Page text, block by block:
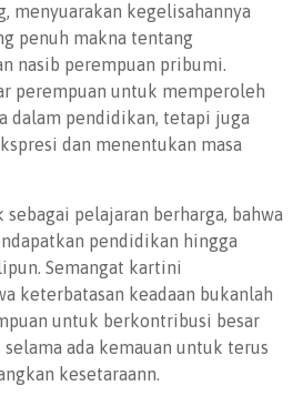
menyuarakan kegelisahannya
penuh makna tentang
nasib perempuan pribumi.
perempuan untuk memperoleh
dalam pendidikan, tetapi juga
dan menentukan masa
pelajaran berharga, bahwa
pendidikan hingga
Semangat kartini
keterbatasan keadaan bukanlah
untuk berkontribusi besar
selama ada kemauan untuk terus
kesetaraann.